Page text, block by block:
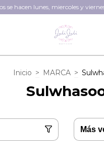
se hacen lunes, miercoles y
Inicio > MARCA >